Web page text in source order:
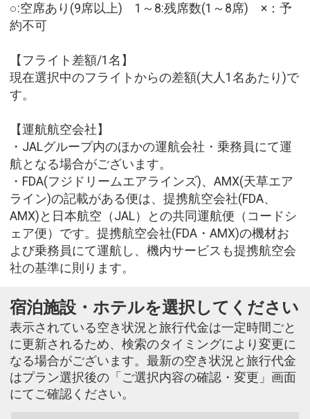
○:空席あり(9席以上) 1～8:残席数(1～8席) ×：予
約不可
【フライト差額/1名】
現在選択中のフライトからの差額(大人1名あたり)で
す。
【運航航空会社】
・JALグループ内のほかの運航会社・乗務員にて運
航となる場合がございます。
・FDA(フジドリームエアラインズ)、AMX(天草エア
ライン)の記載がある便は、提携航空会社(FDA、
AMX)と日本航空（JAL）との共同運航便（コードシ
ェア便）です。提携航空会社(FDA・AMX)の機材お
よび乗務員にて運航し、機内サービスも提携航空会
社の基準に則ります。
宿泊施設・ホテルを選択してください
表示されている空き状況と旅行代金は一定時間ごと
に更新されるため、検索のタイミングにより変更に
なる場合がございます。最新の空き状況と旅行代金
はプラン選択後の「ご選択内容の確認・変更」画面
にてご確認ください。